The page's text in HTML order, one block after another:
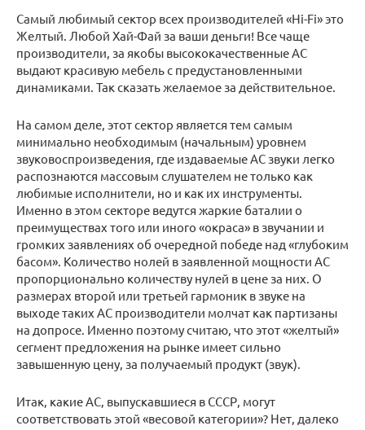
Самый любимый сектор всех производителей «Hi-Fi» это
Желтый. Любой Хай-Фай за ваши деньги! Все чаще
производители, за якобы высококачественные АС
выдают красивую мебель с предустановленными
динамиками. Так сказать желаемое за действительное.
На самом деле, этот сектор является тем самым
минимально необходимым (начальным) уровнем
звуковоспроизведения, где издаваемые АС звуки легко
распознаются массовым слушателем не только как
любимые исполнители, но и как их инструменты.
Именно в этом секторе ведутся жаркие баталии о
преимуществах того или иного «окраса» в звучании и
громких заявлениях об очередной победе над «глубоким
басом». Количество нолей в заявленной мощности АС
пропорционально количеству нулей в цене за них. О
размерах второй или третьей гармоник в звуке на
выходе таких АС производители молчат как партизаны
на допросе. Именно поэтому считаю, что этот «желтый»
сегмент предложения на рынке имеет сильно
завышенную цену, за получаемый продукт (звук).
Итак, какие АС, выпускавшиеся в СССР, могут
соответствовать этой «весовой категории»? Нет, далеко